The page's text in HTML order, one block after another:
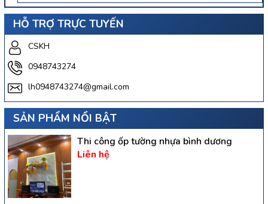
HỖ TRỢ TRỰC TUYẾN
CSKH
0948743274
lh0948743274@gmail.com
SẢN PHẨM NỔI BẬT
Thi công ốp tường nhựa bình dương
Liên hệ